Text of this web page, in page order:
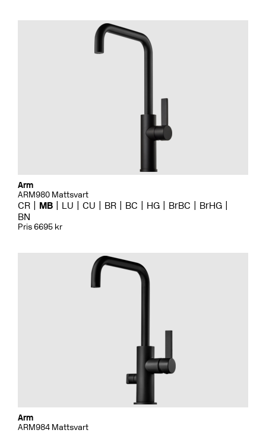
Arm
ARM980 Mattsvart
CR MB LU CU BR BC HG BrBC
BrHG
BN
Pris 6695 kr
Arm
ARM984 Mattsvart